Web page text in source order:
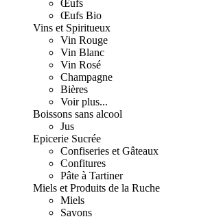
Œufs
Œufs Bio
Vins et Spiritueux
Vin Rouge
Vin Blanc
Vin Rosé
Champagne
Bières
Voir plus...
Boissons sans alcool
Jus
Epicerie Sucrée
Confiseries et Gâteaux
Confitures
Pâte à Tartiner
Miels et Produits de la Ruche
Miels
Savons